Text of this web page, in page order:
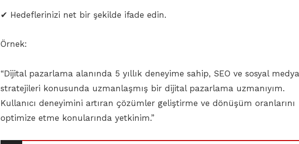
✔ Hedeflerinizi net bir şekilde ifade edin.
Örnek:
“Dijital pazarlama alanında 5 yıllık deneyime sahip, SEO ve sosyal medya
stratejileri konusunda uzmanlaşmış bir dijital pazarlama uzmanıyım.
Kullanıcı deneyimini artıran çözümler geliştirme ve dönüşüm oranlarını
optimize etme konularında yetkinim.”